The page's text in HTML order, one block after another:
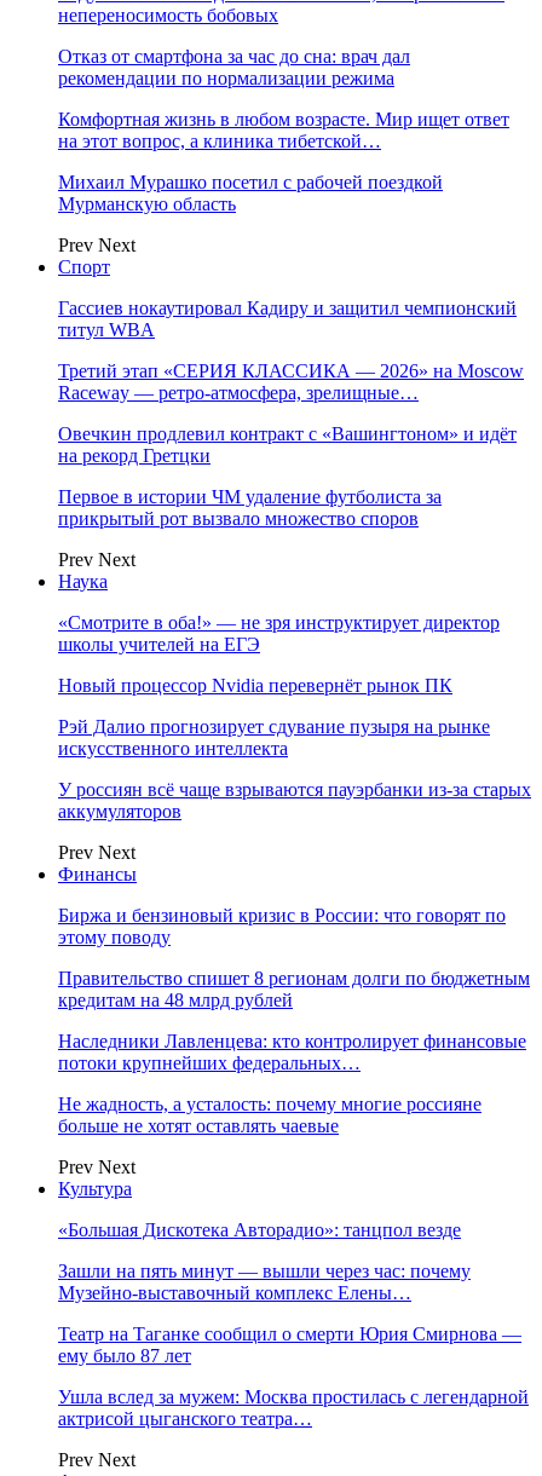
непереносимость бобовых
Отказ от смартфона за час до сна: врач дал
рекомендации по нормализации режима
Комфортная жизнь в любом возрасте. Мир ищет ответ
на этот вопрос, а клиника тибетской…
Михаил Мурашко посетил с рабочей поездкой
Мурманскую область
Prev Next
Спорт
Гассиев нокаутировал Кадиру и защитил чемпионский
титул WBA
Третий этап «СЕРИЯ КЛАССИКА — 2026» на Moscow
Raceway — ретро‑атмосфера, зрелищные…
Овечкин продлевил контракт с «Вашингтоном» и идёт
на рекорд Гретцки
Первое в истории ЧМ удаление футболиста за
прикрытый рот вызвало множество споров
Prev Next
Наука
«Смотрите в оба!» — не зря инструктирует директор
школы учителей на ЕГЭ
Новый процессор Nvidia перевернёт рынок ПК
Рэй Далио прогнозирует сдувание пузыря на рынке
искусственного интеллекта
У россиян всё чаще взрываются пауэрбанки из-за старых
аккумуляторов
Prev Next
Финансы
Биржа и бензиновый кризис в России: что говорят по
этому поводу
Правительство спишет 8 регионам долги по бюджетным
кредитам на 48 млрд рублей
Наследники Лавленцева: кто контролирует финансовые
потоки крупнейших федеральных…
Не жадность, а усталость: почему многие россияне
больше не хотят оставлять чаевые
Prev Next
Культура
«Большая Дискотека Авторадио»: танцпол везде
Зашли на пять минут — вышли через час: почему
Музейно-выставочный комплекс Елены…
Театр на Таганке сообщил о смерти Юрия Смирнова —
ему было 87 лет
Ушла вслед за мужем: Москва простилась с легендарной
актрисой цыганского театра…
Prev Next